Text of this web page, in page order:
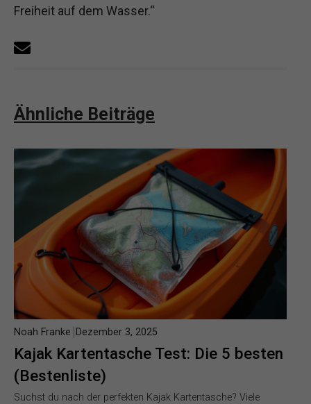
Freiheit auf dem Wasser.“
Ähnliche Beiträge
Kajak Kartentasche Test: Die 5 besten
(Bestenliste)
Noah Franke Dezember 3, 2025
Suchst du nach der perfekten Kajak Kartentasche? Viele